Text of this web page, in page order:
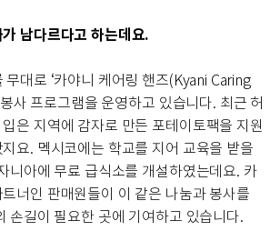
남다르다고 하는데요.
무대로 ‘카야니 케어링 핸즈(Kyani Caring
사 프로그램을 운영하고 있습니다. 최근 허
은 지역에 감자로 만든 포테이토팩을 지원
요. 멕시코에는 학교를 지어 교육을 받을
니아에 무료 급식소를 개설하였는데요. 카
너인 판매원들이 이 같은 나눔과 봉사를
손길이 필요한 곳에 기여하고 있습니다.